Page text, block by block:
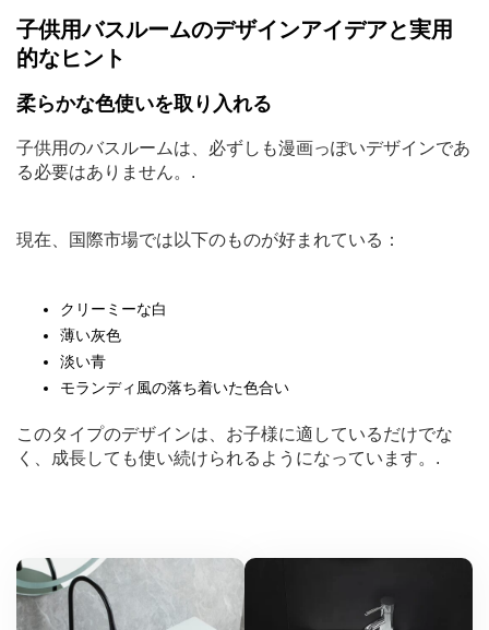
子供用バスルームのデザインアイデアと実用
的なヒント
柔らかな色使いを取り入れる
子供用のバスルームは、必ずしも漫画っぽいデザインであ
る必要はありません。.
現在、国際市場では以下のものが好まれている：
クリーミーな白
薄い灰色
淡い青
モランディ風の落ち着いた色合い
このタイプのデザインは、お子様に適しているだけでな
く、成長しても使い続けられるようになっています。.